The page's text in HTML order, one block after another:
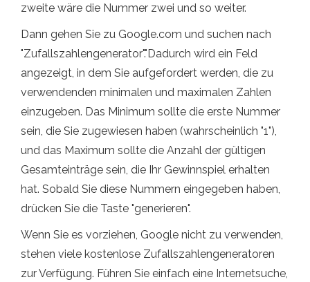
zweite wäre die Nummer zwei und so weiter.
Dann gehen Sie zu Google.com und suchen nach
"Zufallszahlengenerator"."Dadurch wird ein Feld
angezeigt, in dem Sie aufgefordert werden, die zu
verwendenden minimalen und maximalen Zahlen
einzugeben. Das Minimum sollte die erste Nummer
sein, die Sie zugewiesen haben (wahrscheinlich "1"),
und das Maximum sollte die Anzahl der gültigen
Gesamteinträge sein, die Ihr Gewinnspiel erhalten
hat. Sobald Sie diese Nummern eingegeben haben,
drücken Sie die Taste "generieren".
Wenn Sie es vorziehen, Google nicht zu verwenden,
stehen viele kostenlose Zufallszahlengeneratoren
zur Verfügung. Führen Sie einfach eine Internetsuche,